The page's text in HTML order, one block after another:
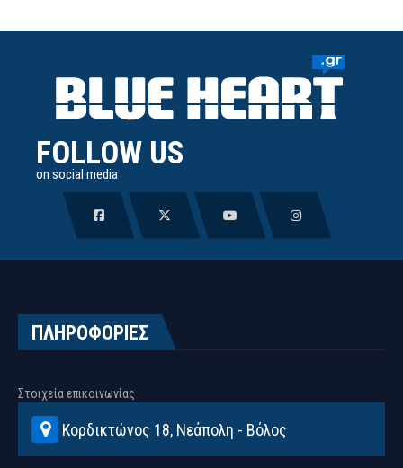
FOLLOW US
on social media
ΠΛΗΡΟΦΟΡΙΕΣ
Στοιχεία επικοινωνίας
Κορδικτώνος 18, Νεάπολη - Βόλος